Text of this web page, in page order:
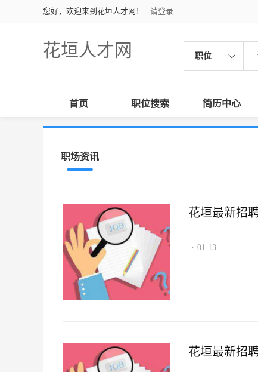
您好，欢迎来到花垣人才网！ 请登录
花垣人才网 职位
首页 职位搜索 简历中心
职场资讯
花垣最新招
· 01.13
花垣最新招